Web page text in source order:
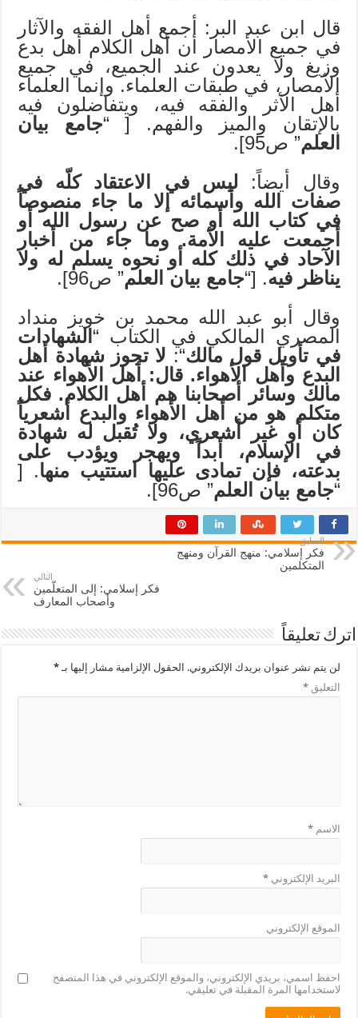
قال ابن عبد البر: أجمع أهل الفقه والآثار
في جميع الأمصار أن أهل الكلام أهل بدع
وزيغ ولا يعدون عند الجميع، في جميع
الأمصار، في طبقات العلماء. وإنما العلماء
أهل الأثر والفقه فيه، ويتفاضلون فيه
بالإتقان والميز والفهم. [ “جامع بيان
العلم” ص95].
وقال أيضاً: ليس في الاعتقاد كلّه في
صفات الله وأسمائه إلا ما جاء منصوصاً
في كتاب الله أو صح عن رسول الله أو
أجمعت عليه الأمة. وما جاء من أخبار
الآحاد في ذلك كله أو نحوه يسلم له ولا
يناظر فيه. [“جامع بيان العلم” ص96].
وقال أبو عبد الله محمد بن خويز منداد
المصري المالكي في الكتاب “الشهادات
في تأويل قول مالك“: لا تجوز شهادة أهل
البدع وأهل الأهواء. قال: أهل الأهواء عند
مالك وسائر أصحابنا هم أهل الكلام. فكل
متكلم هو من أهل الأهواء والبدع أشعرياً
كان أو غير أشعري، ولا تُقبل له شهادة
في الإسلام، أبداً ويهجر ويؤدب على
بدعته، فإن تمادى عليها استتيب منها. [
“جامع بيان العلم” ص96].
السابق
فكر إسلامي: منهج القرآن ومنهج
المتكلمين
التالي
فكر إسلامي: إلى المتعلّمين
وأصحاب المعارف
اترك تعليقاً
لن يتم نشر عنوان بريدك الإلكتروني. الحقول الإلزامية مشار إليها بـ*
التعليق*
الاسم*
البريد الإلكتروني*
الموقع الإلكتروني
احفظ اسمي، بريدي الإلكتروني، والموقع الإلكتروني في هذا المتصفح
لاستخدامها المرة المقبلة في تعليقي.